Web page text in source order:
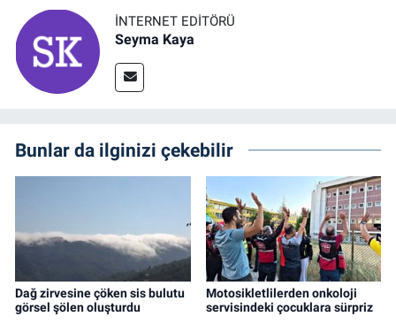
İNTERNET EDITÖRÜ
Seyma Kaya
Bunlar da ilginizi çekebilir
Dağ zirvesine çöken sis bulutu
görsel şölen oluşturdu
Motosikletlilerden onkoloji
servisindeki çocuklara sürpriz